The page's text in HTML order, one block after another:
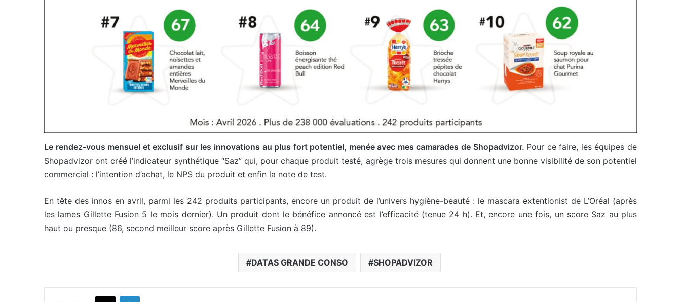
Le rendez-vous mensuel et exclusif sur les innovations au plus fort potentiel, menée avec mes camarades de Shopadvizor. Pour ce faire, les équipes de
Shopadvizor ont créé l’indicateur synthétique “Saz” qui, pour chaque produit testé, agrège trois mesures qui donnent une bonne visibilité de son potentiel
commercial : l’intention d’achat, le NPS du produit et enfin la note de test.
En tête des innos en avril, parmi les 242 produits participants, encore un produit de l’univers hygiène-beauté : le mascara extentionist de L’Oréal (après
les lames Gillette Fusion 5 le mois dernier). Un produit dont le bénéfice annoncé est l’efficacité (tenue 24 h). Et, encore une fois, un score Saz au plus
haut ou presque (86, second meilleur score après Gillette Fusion à 89).
DATAS GRANDE CONSO SHOPADVIZOR
X Linkedin